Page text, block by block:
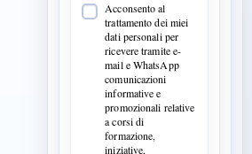
Acconsento al
trattamento dei miei
dati personali per
ricevere tramite e-
mail e WhatsApp
comunicazioni
informative e
promozionali relative
a corsi di
formazione,
iniziative,